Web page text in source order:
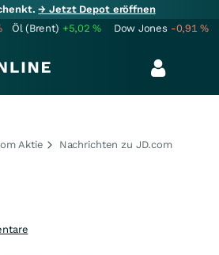
→ Jetzt Depot eröffnen
Öl (Brent) +5,02% Dow Jones -0,91%
Aktie Nachrichten zu JD.com